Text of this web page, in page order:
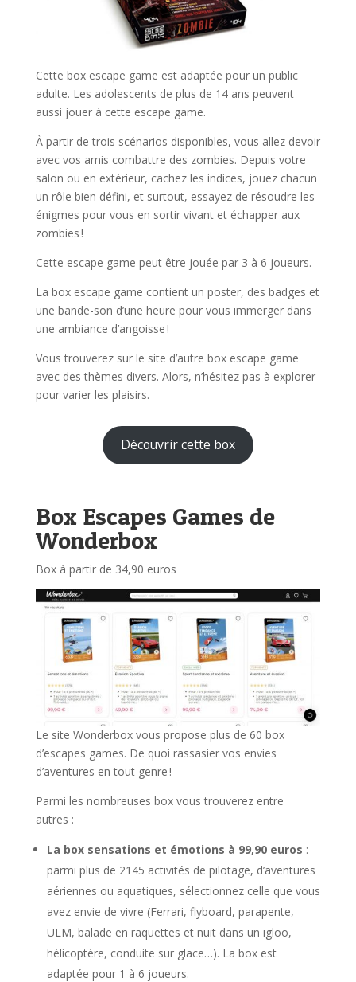
Cette box escape game est adaptée pour un public
adulte. Les adolescents de plus de 14 ans peuvent
aussi jouer à cette escape game.
À partir de trois scénarios disponibles, vous allez devoir
avec vos amis combattre des zombies. Depuis votre
salon ou en extérieur, cachez les indices, jouez chacun
un rôle bien défini, et surtout, essayez de résoudre les
énigmes pour vous en sortir vivant et échapper aux
zombies !
Cette escape game peut être jouée par 3 à 6 joueurs.
La box escape game contient un poster, des badges et
une bande-son d’une heure pour vous immerger dans
une ambiance d’angoisse !
Vous trouverez sur le site d’autre box escape game
avec des thèmes divers. Alors, n’hésitez pas à explorer
pour varier les plaisirs.
Découvrir cette box
Box Escapes Games de
Wonderbox
Box à partir de 34,90 euros
Le site Wonderbox vous propose plus de 60 box
d’escapes games. De quoi rassasier vos envies
d’aventures en tout genre !
Parmi les nombreuses box vous trouverez entre
autres :
La box sensations et émotions à 99,90 euros :
parmi plus de 2145 activités de pilotage, d’aventures
aériennes ou aquatiques, sélectionnez celle que vous
avez envie de vivre (Ferrari, flyboard, parapente,
ULM, balade en raquettes et nuit dans un igloo,
hélicoptère, conduite sur glace…). La box est
adaptée pour 1 à 6 joueurs.